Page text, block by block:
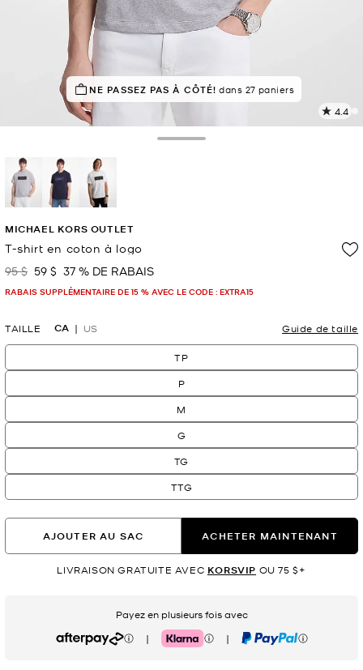
EN DEMANDE ! 14 vendus
NE PASSEZ PAS À CÔTÉ! dans 27 paniers
4.4
MICHAEL KORS OUTLET
T-shirt en coton à logo
était
95 $ maintenant
59 $ 37 % DE RABAIS
RABAIS SUPPLÉMENTAIRE DE 15 % AVEC LE CODE : EXTRA15
TAILLE CA US Guide de taille
TP
P
M
G
TG
TTG
AJOUTER AU SAC ACHETER MAINTENANT
LIVRAISON GRATUITE AVEC KORSVIP OU 75 $+
Payez en plusieurs fois avec
Afterpay | Klarna | PayPal